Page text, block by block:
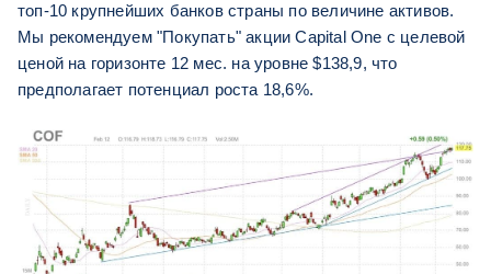
топ-10 крупнейших банков страны по величине активов.
Мы рекомендуем "Покупать" акции Capital One с целевой
ценой на горизонте 12 мес. на уровне $138,9, что
предполагает потенциал роста 18,6%.